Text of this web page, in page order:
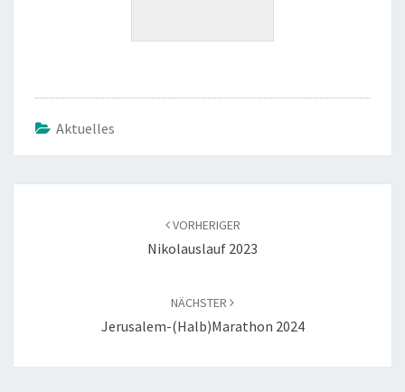
Aktuelles
VORHERIGER
Niko­laus­lauf 2023
NÄCHSTER
Jerusalem-(Halb)Marathon 2024